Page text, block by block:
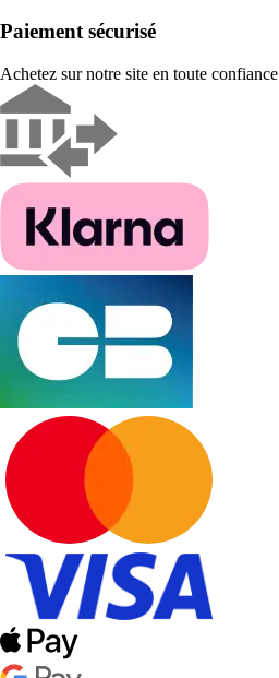
Paiement sécurisé
Achetez sur notre site en toute confiance